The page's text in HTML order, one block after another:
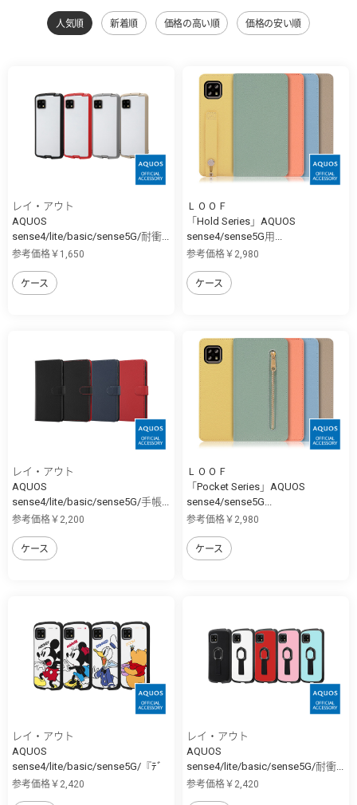
人気順 新着順 価格の高い順 価格の安い順
レイ・アウト
AQUOS
sense4/lite/basic/sense5G/耐衝...
参考価格￥1,650
ケース
ＬＯＯＦ
「Hold Series」AQUOS
sense4/sense5G用...
参考価格￥2,980
ケース
レイ・アウト
AQUOS
sense4/lite/basic/sense5G/手帳...
参考価格￥2,200
ケース
ＬＯＯＦ
「Pocket Series」AQUOS
sense4/sense5G...
参考価格￥2,980
ケース
レイ・アウト
AQUOS
sense4/lite/basic/sense5G/『ﾃﾞ
ｨ...
参考価格￥2,420
レイ・アウト
AQUOS
sense4/lite/basic/sense5G/耐衝...
参考価格￥2,420